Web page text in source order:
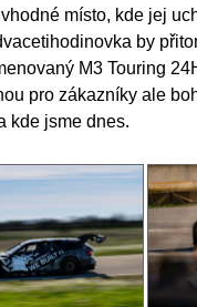
místo, kde jej
by
M3 Touring
pro zákazníky ale
kde jsme dnes.